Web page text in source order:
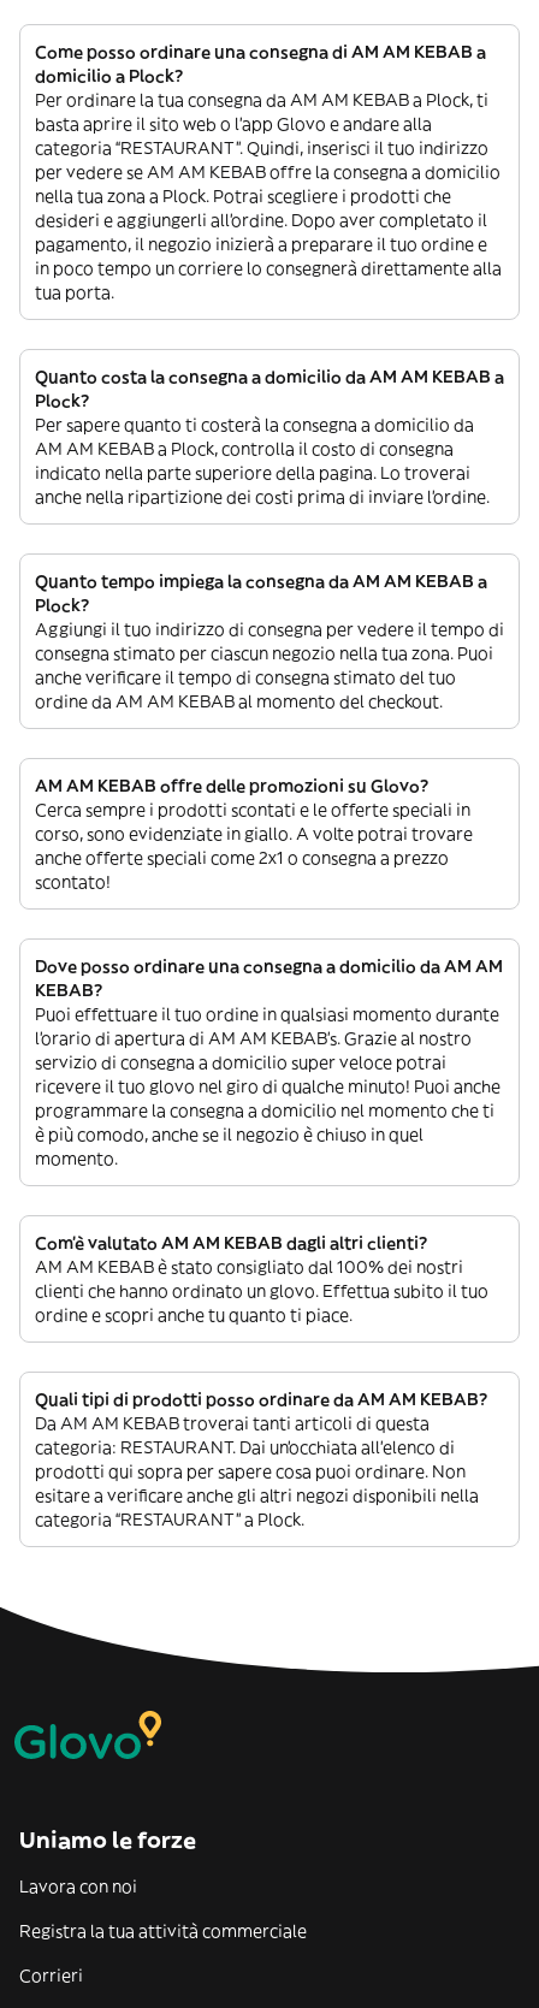
Come posso ordinare una consegna di AM AM KEBAB a
domicilio a Plock?
Per ordinare la tua consegna da AM AM KEBAB a Plock, ti
basta aprire il sito web o l’app Glovo e andare alla
categoria “RESTAURANT”. Quindi, inserisci il tuo indirizzo
per vedere se AM AM KEBAB offre la consegna a domicilio
nella tua zona a Plock. Potrai scegliere i prodotti che
desideri e aggiungerli all’ordine. Dopo aver completato il
pagamento, il negozio inizierà a preparare il tuo ordine e
in poco tempo un corriere lo consegnerà direttamente alla
tua porta.
Quanto costa la consegna a domicilio da AM AM KEBAB a
Plock?
Per sapere quanto ti costerà la consegna a domicilio da
AM AM KEBAB a Plock, controlla il costo di consegna
indicato nella parte superiore della pagina. Lo troverai
anche nella ripartizione dei costi prima di inviare l’ordine.
Quanto tempo impiega la consegna da AM AM KEBAB a
Plock?
Aggiungi il tuo indirizzo di consegna per vedere il tempo di
consegna stimato per ciascun negozio nella tua zona. Puoi
anche verificare il tempo di consegna stimato del tuo
ordine da AM AM KEBAB al momento del checkout.
AM AM KEBAB offre delle promozioni su Glovo?
Cerca sempre i prodotti scontati e le offerte speciali in
corso, sono evidenziate in giallo. A volte potrai trovare
anche offerte speciali come 2x1 o consegna a prezzo
scontato!
Dove posso ordinare una consegna a domicilio da AM AM
KEBAB?
Puoi effettuare il tuo ordine in qualsiasi momento durante
l’orario di apertura di AM AM KEBAB’s. Grazie al nostro
servizio di consegna a domicilio super veloce potrai
ricevere il tuo glovo nel giro di qualche minuto! Puoi anche
programmare la consegna a domicilio nel momento che ti
è più comodo, anche se il negozio è chiuso in quel
momento.
Com’è valutato AM AM KEBAB dagli altri clienti?
AM AM KEBAB è stato consigliato dal 100% dei nostri
clienti che hanno ordinato un glovo. Effettua subito il tuo
ordine e scopri anche tu quanto ti piace.
Quali tipi di prodotti posso ordinare da AM AM KEBAB?
Da AM AM KEBAB troverai tanti articoli di questa
categoria: RESTAURANT. Dai un’occhiata all’elenco di
prodotti qui sopra per sapere cosa puoi ordinare. Non
esitare a verificare anche gli altri negozi disponibili nella
categoria “RESTAURANT” a Plock.
Uniamo le forze
Lavora con noi
Registra la tua attività commerciale
Corrieri